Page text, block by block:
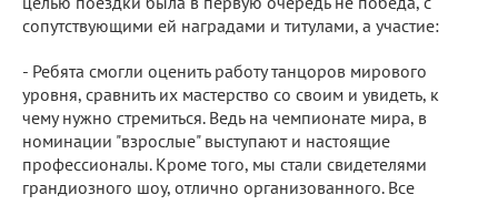
сопутствующими ей наградами и титулами, а участие:
- Ребята смогли оценить работу танцоров мирового
уровня, сравнить их мастерство со своим и увидеть, к
чему нужно стремиться. Ведь на чемпионате мира, в
номинации "взрослые" выступают и настоящие
профессионалы. Кроме того, мы стали свидетелями
грандиозного шоу, отлично организованного. Все